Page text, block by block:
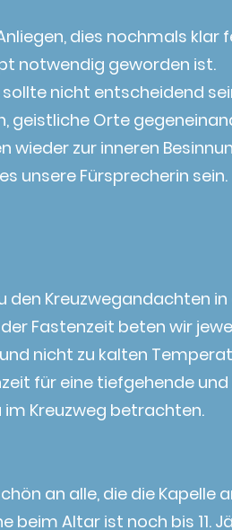
dies nochmals
notwendig geworden ist.
nicht entscheidend
geistliche Orte
wieder zur inneren
unsere Fürsprecherin sein.
den Kreuzwegandachten
Fastenzeit beten wir
nicht zu kalten
für eine tiefgehende
im Kreuzweg betrachten.
an alle, die die
beim Altar ist noch bis 11.